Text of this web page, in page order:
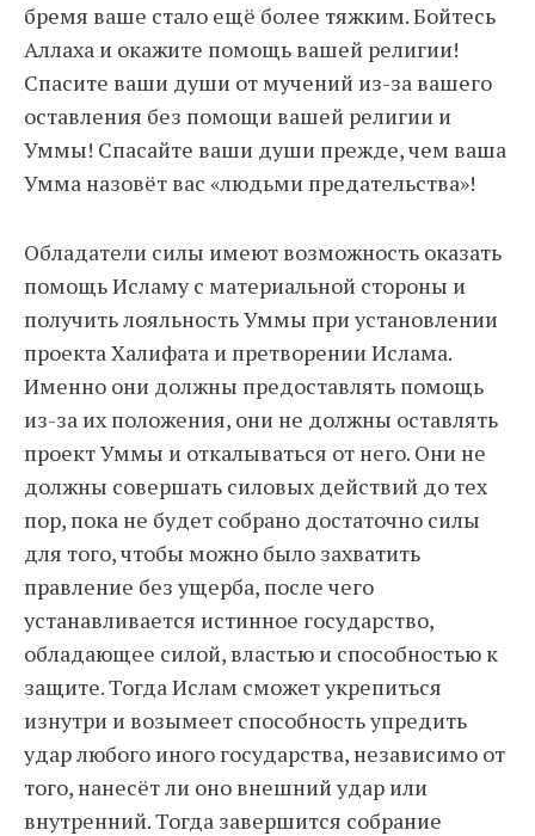
бремя ваше стало ещё более тяжким. Бойтесь
Аллаха и окажите помощь вашей религии!
Спасите ваши души от мучений из-за вашего
оставления без помощи вашей религии и
Уммы! Спасайте ваши души прежде, чем ваша
Умма назовёт вас «людьми предательства»!
Обладатели силы имеют возможность оказать
помощь Исламу с материальной стороны и
получить лояльность Уммы при установлении
проекта Халифата и претворении Ислама.
Именно они должны предоставлять помощь
из-за их положения, они не должны оставлять
проект Уммы и откалываться от него. Они не
должны совершать силовых действий до тех
пор, пока не будет собрано достаточно силы
для того, чтобы можно было захватить
правление без ущерба, после чего
устанавливается истинное государство,
обладающее силой, властью и способностью к
защите. Тогда Ислам сможет укрепиться
изнутри и возымеет способность упредить
удар любого иного государства, независимо от
того, нанесёт ли оно внешний удар или
внутренний. Тогда завершится собрание